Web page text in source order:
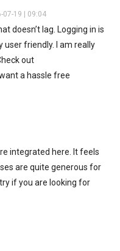
07-19 | 09:04
doesn’t lag. Logging in is
friendly. I am really
out
a hassle free
integrated here. It feels
are quite generous for
if you are looking for